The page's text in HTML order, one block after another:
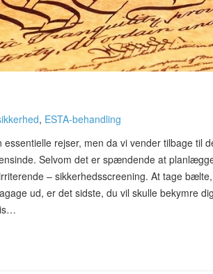
, ESTA-behandling
rejser, men da vi vender tilbage til
Selvom det er spændende at
– sikkerhedsscreening. At tage bælte,
ud, er det sidste, du vil skulle bekymre dig